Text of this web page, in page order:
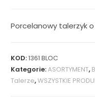
Porcelanowy talerzyk
KOD:1361 BLOC
Kategorie:ASORTYMENT,
Talerze,WSZYSTKIE